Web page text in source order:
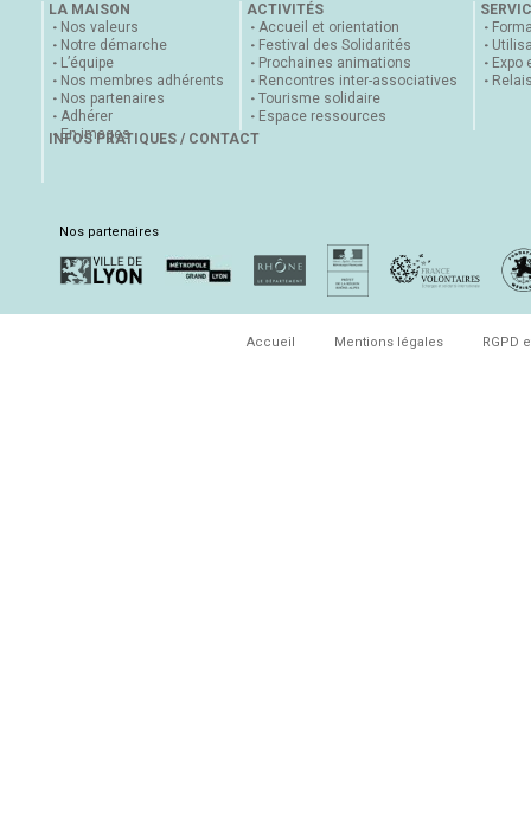
LA MAISON
Nos valeurs
Notre démarche
L’équipe
Nos membres adhérents
Nos partenaires
Adhérer
En images
ACTIVITÉS
Accueil et orientation
Festival des Solidarités
Prochaines animations
Rencontres inter-associatives
Tourisme solidaire
Espace ressources
Expo
INFOS PRATIQUES / CONTACT
Nos partenaires
Accueil Mentions légales RGPD